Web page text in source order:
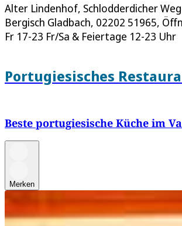
Alter Lindenhof, Schlodderdicher
Bergisch Gladbach, 02202 51965,
Fr 17-23 Fr/Sa & Feiertage 12-23 Uhr
Portugiesisches
Beste portugiesische Küche im
Merken